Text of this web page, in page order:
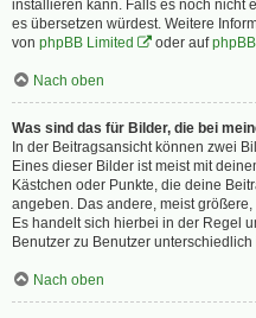
installieren kann. Falls es noch nicht
es übersetzen würdest. Weitere
von phpBB Limited oder auf
Nach oben
Was sind das für Bilder, die bei
In der Beitragsansicht können zwei
Eines dieser Bilder ist meist mit
Kästchen oder Punkte, die deine
angeben. Das andere, meist
Es handelt sich hierbei in der Regel
Benutzer zu Benutzer unterschiedlich
Nach oben